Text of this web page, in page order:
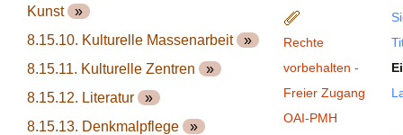
Kunst »
8.15.10. Kulturelle Massenarbeit »
8.15.11. Kulturelle Zentren »
8.15.12. Literatur »
8.15.13. Denkmalpflege »
Rechte
vorbehalten -
Freier Zugang
OAI-PMH